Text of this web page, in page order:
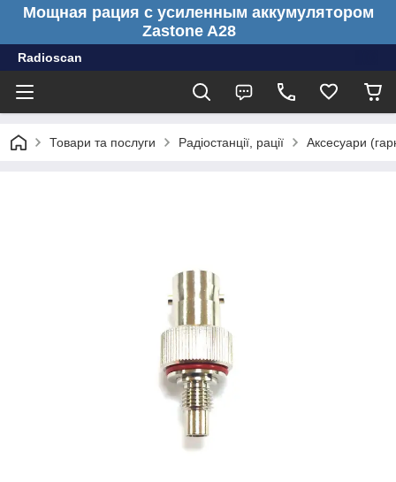
Мощная рация с усиленным аккумулятором
Zastone A28
Radioscan
Товари та послуги Радіостанції, рації Аксесуари